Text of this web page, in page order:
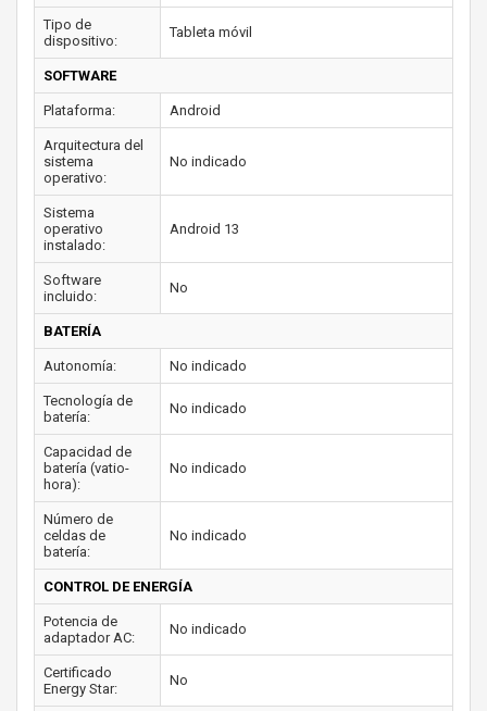
Tipo de
dispositivo:
Tableta móvil
SOFTWARE
Plataforma: Android
Arquitectura del
sistema
operativo:
No indicado
Sistema
operativo
instalado:
Android 13
Software
incluido:
No
BATERÍA
Autonomía: No indicado
Tecnología de
batería:
No indicado
Capacidad de
batería (vatio-
hora):
No indicado
Número de
celdas de
batería:
No indicado
CONTROL DE ENERGÍA
Potencia de
adaptador AC:
No indicado
Certificado
Energy Star:
No